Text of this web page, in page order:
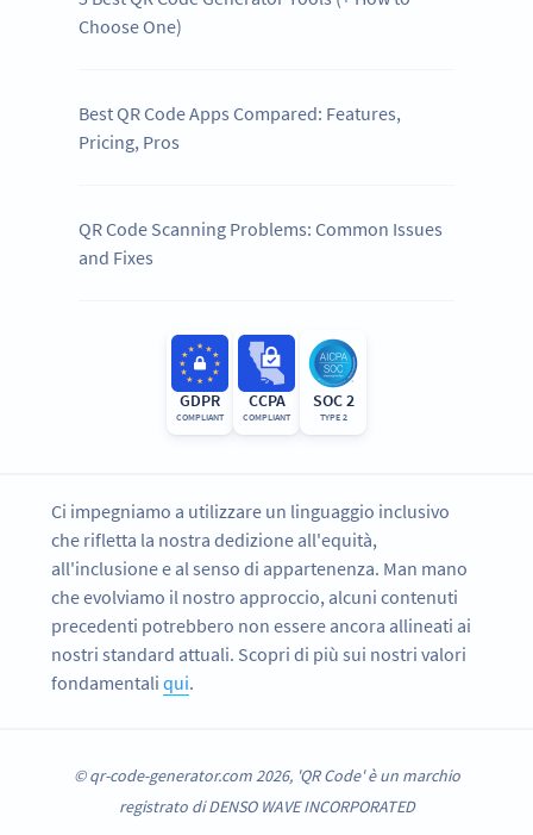
Choose One)
Best QR Code Apps Compared: Features,
Pricing, Pros
QR Code Scanning Problems: Common Issues
and Fixes
GDPR
COMPLIANT
CCPA
COMPLIANT
SOC 2
TYPE 2
Ci impegniamo a utilizzare un linguaggio inclusivo
che rifletta la nostra dedizione all'equità,
all'inclusione e al senso di appartenenza. Man mano
che evolviamo il nostro approccio, alcuni contenuti
precedenti potrebbero non essere ancora allineati ai
nostri standard attuali. Scopri di più sui nostri valori
fondamentaliqui.
© qr-code-generator.com 2026, 'QR Code' è un marchio
registrato di DENSO WAVE INCORPORATED